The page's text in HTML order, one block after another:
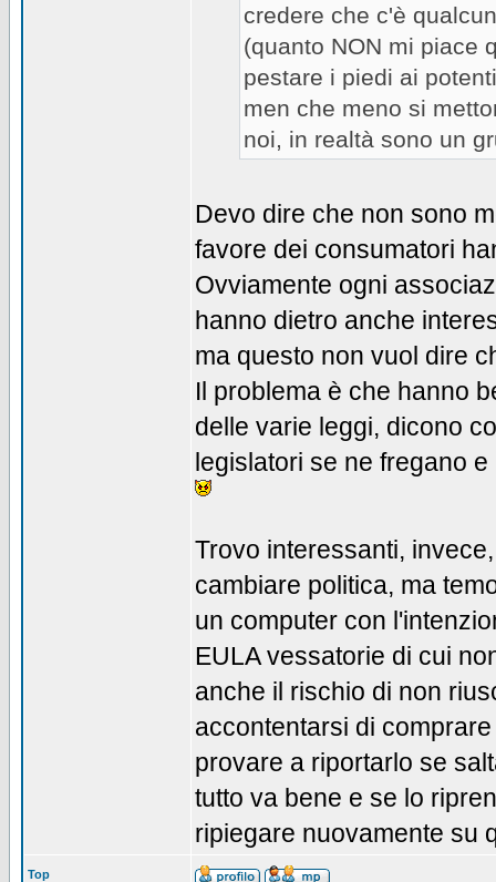
credere che c'è
(quanto NON mi piace
pestare i piedi ai
men che meno si
noi, in realtà sono un
Devo dire che non sono
favore dei consumatori
Ovviamente ogni
hanno dietro anche
ma questo non vuol dire
Il problema è che hanno
delle varie leggi, dicono
legislatori se ne fregano
Trovo interessanti,
cambiare politica, ma
un computer con
EULA vessatorie di cui
anche il rischio di non
accontentarsi di
provare a riportarlo se
tutto va bene e se lo
ripiegare nuovamente su
Top